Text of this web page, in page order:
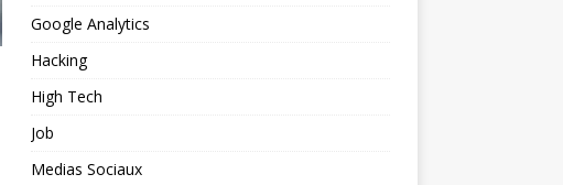
Google Analytics
Hacking
High Tech
Job
Medias Sociaux